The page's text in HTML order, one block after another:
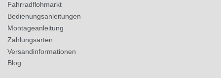
Fahrradflohmarkt
Bedienungsanleitungen
Montageanleitung
Zahlungsarten
Versandinformationen
Blog